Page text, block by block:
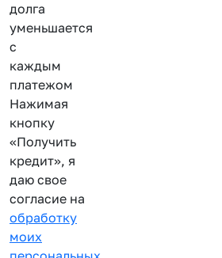
долга
уменьшается
с
каждым
платежом
Нажимая
кнопку
«Получить
кредит», я
даю свое
согласие на
обработку
моих